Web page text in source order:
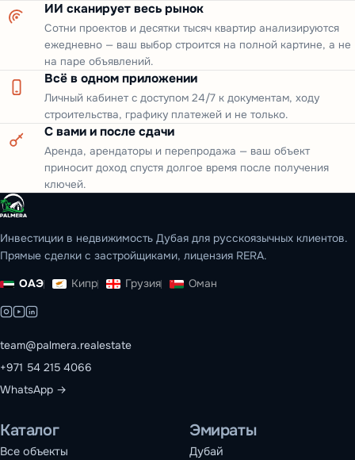
ИИ сканирует весь рынок
Сотни проектов и десятки тысяч квартир анализируются
ежедневно — ваш выбор строится на полной картине, а не
на паре объявлений.
Всё в одном приложении
Личный кабинет с доступом 24/7 к документам, ходу
строительства, графику платежей и не только.
С вами и после сдачи
Аренда, арендаторы и перепродажа — ваш объект
приносит доход спустя долгое время после получения
ключей.
Инвестиции в недвижимость Дубая для русскоязычных клиентов.
Прямые сделки с застройщиками, лицензия RERA.
ОАЭ Кипр Грузия Оман
team@palmera.realestate
+971 54 215 4066
WhatsApp →
Каталог
Все объекты
Эмираты
Дубай